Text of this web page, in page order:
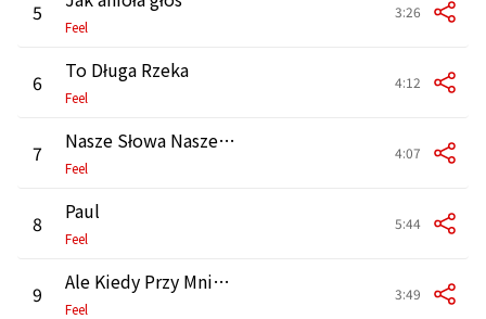
5
Feel
3:26
6 To Długa Rzeka
Feel
4:12
7 Nasze Słowa Nasze Dni
Feel
4:07
8 Paul
Feel
5:44
9 Ale Kiedy Przy Mnie Śpisz
Feel
3:49